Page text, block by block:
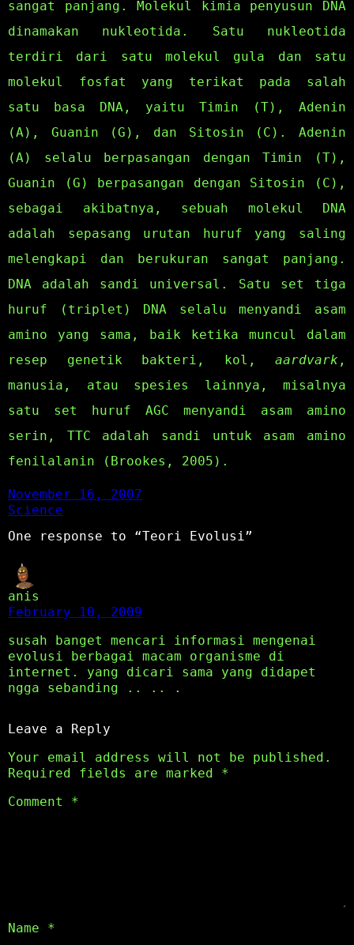
sangat panjang. Molekul kimia penyusun DNA
dinamakan nukleotida. Satu nukleotida
terdiri dari satu molekul gula dan satu
molekul fosfat yang terikat pada salah
satu basa DNA, yaitu Timin (T), Adenin
(A), Guanin (G), dan Sitosin (C). Adenin
(A) selalu berpasangan dengan Timin (T),
Guanin (G) berpasangan dengan Sitosin (C),
sebagai akibatnya, sebuah molekul DNA
adalah sepasang urutan huruf yang saling
melengkapi dan berukuran sangat panjang.
DNA adalah sandi universal. Satu set tiga
huruf (triplet) DNA selalu menyandi asam
amino yang sama, baik ketika muncul dalam
resep genetik bakteri, kol, aardvark ,
manusia, atau spesies lainnya, misalnya
satu set huruf AGC menyandi asam amino
serin, TTC adalah sandi untuk asam amino
fenilalanin (Brookes, 2005).
November 16, 2007
Science
One response to “Teori Evolusi”
anis
February 10, 2009
susah banget mencari informasi mengenai
evolusi berbagai macam organisme di
internet. yang dicari sama yang didapet
ngga sebanding .. .. .
Leave a Reply
Your email address will not be published.
Required fields are marked *
Comment *
Name *